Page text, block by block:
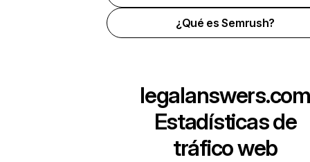
¿Qué es Semrush?
legalanswers.com
Estadísticas de
tráfico web